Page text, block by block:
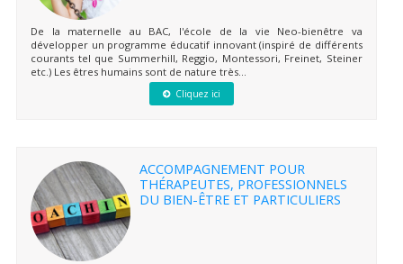
De la maternelle au BAC, l'école de la vie Neo-bienêtre va
développer un programme éducatif innovant (inspiré de différents
courants tel que Summerhill, Reggio, Montessori, Freinet, Steiner
etc.) Les êtres humains sont de nature très...
Cliquez ici
ACCOMPAGNEMENT POUR
THÉRAPEUTES, PROFESSIONNELS
DU BIEN-ÊTRE ET PARTICULIERS